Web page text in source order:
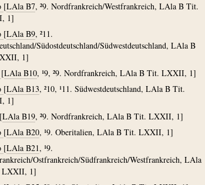
[LAla B7, ²9. Nordfrankreich/Westfrankreich, LAla B Tit.
1]
[LAla B9, ²11.
Südostdeutschland/Südwestdeutschland, LAla B
1]
[LAla B10, ¹9, ²9. Nordfrankreich, LAla B Tit. LXXII, 1]
[LAla B13, ²10, ¹11. Südwestdeutschland, LAla B Tit.
1]
[LAla B19, ²9. Nordfrankreich, LAla B Tit. LXXII, 1]
[LAla B20, ¹9. Oberitalien, LAla B Tit. LXXII, 1]
[LAla B21, ¹9.
Ostfrankreich/Südfrankreich/Westfrankreich, LAla
LXXII, 1]